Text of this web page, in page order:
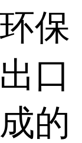
保
口
的